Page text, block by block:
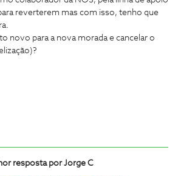
reverterem mas com isso, tenho que
novo para a nova morada e cancelar o
resposta porJorge C